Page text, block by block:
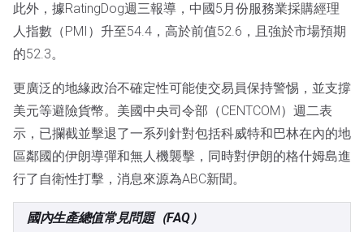
此外，據RatingDog週三報導，中國5月份服務業採購經理
人指數（PMI）升至54.4，高於前值52.6，且強於市場預期
的52.3。
更廣泛的地緣政治不確定性可能使交易員保持警惕，並支撐
美元等避險貨幣。美國中央司令部（CENTCOM）週二表
示，已攔截並擊退了一系列針對包括科威特和巴林在內的地
區鄰國的伊朗導彈和無人機襲擊，同時對伊朗的格什姆島進
行了自衛性打擊，消息來源為ABC新聞。
國內生產總值常見問題（FAQ）